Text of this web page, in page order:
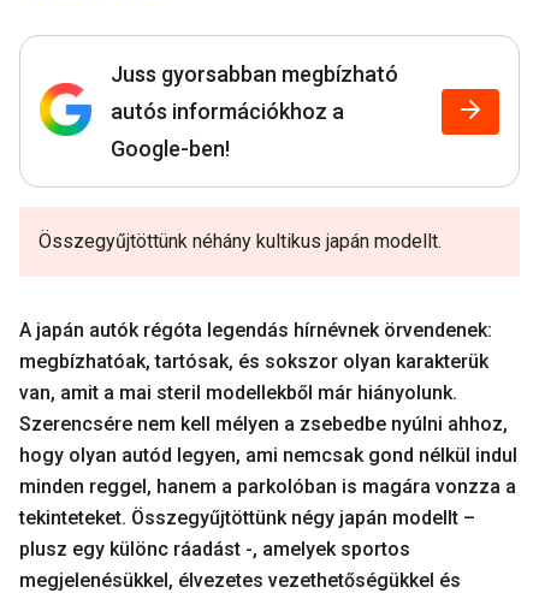
Juss gyorsabban megbízható
autós információkhoz a
Google-ben!
Összegyűjtöttünk néhány kultikus japán modellt.
A japán autók régóta legendás hírnévnek örvendenek:
megbízhatóak, tartósak, és sokszor olyan karakterük
van, amit a mai steril modellekből már hiányolunk.
Szerencsére nem kell mélyen a zsebedbe nyúlni ahhoz,
hogy olyan autód legyen, ami nemcsak gond nélkül indul
minden reggel, hanem a parkolóban is magára vonzza a
tekinteteket. Összegyűjtöttünk négy japán modellt –
plusz egy különc ráadást -, amelyek sportos
megjelenésükkel, élvezetes vezethetőségükkel és